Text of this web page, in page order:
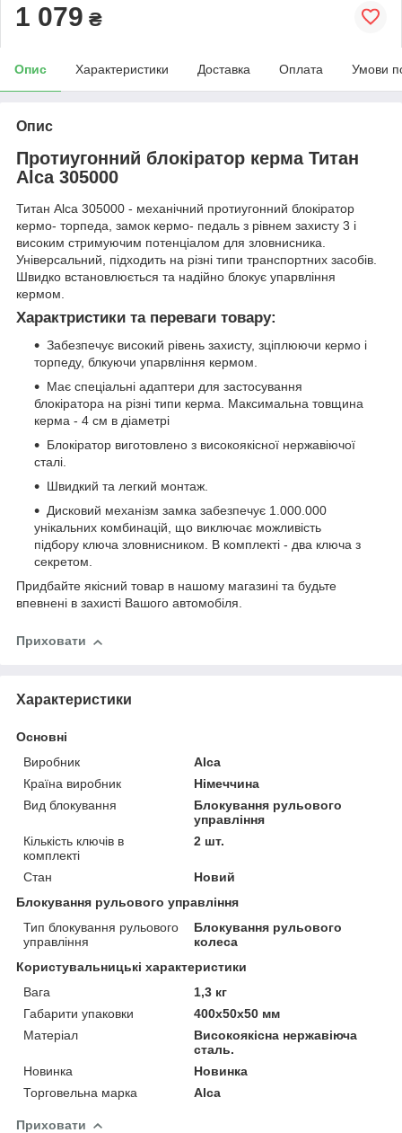
1 079 ₴
Опис Характеристики Доставка Оплата Умови
Опис
Протиугонний блокіратор керма Титан
Alca 305000
Титан Alca 305000 - механічний протиугонний блокіратор
кермо- торпеда, замок кермо- педаль з рівнем захисту 3 і
високим стримуючим потенціалом для зловнисника.
Універсальний, підходить на різні типи транспортних засобів.
Швидко встановлюється та надійно блокує упарвління
кермом.
Характристики та переваги товару:
Забезпечує високий рівень захисту, зціплюючи кермо і
торпеду, блкуючи упарвління кермом.
Має спеціальні адаптери для застосування
блокіратора на різні типи керма. Максимальна товщина
керма - 4 см в діаметрі
Блокіратор виготовлено з високоякісної нержавіючої
сталі.
Швидкий та легкий монтаж.
Дисковий механізм замка забезпечує 1.000.000
унікальних комбинацій, що виключає можливість
підбору ключа зловнисником. В комплекті - два ключа з
секретом.
Придбайте якісний товар в нашому магазині та будьте
впевнені в захисті Вашого автомобіля.
Приховати
Характеристики
Основні
Виробник
Alca
Країна виробник
Німеччина
Вид блокування
Блокування рульового
управління
Кількість ключів в
комплекті
2 шт.
Стан
Новий
Блокування рульового управління
Тип блокування рульового
управління
Блокування рульового
колеса
Користувальницькі характеристики
Вага
1,3 кг
Габарити упаковки
400x50x50 мм
Матеріал
Високоякісна нержавіюча
сталь.
Новинка
Новинка
Торговельна марка
Alca
Приховати